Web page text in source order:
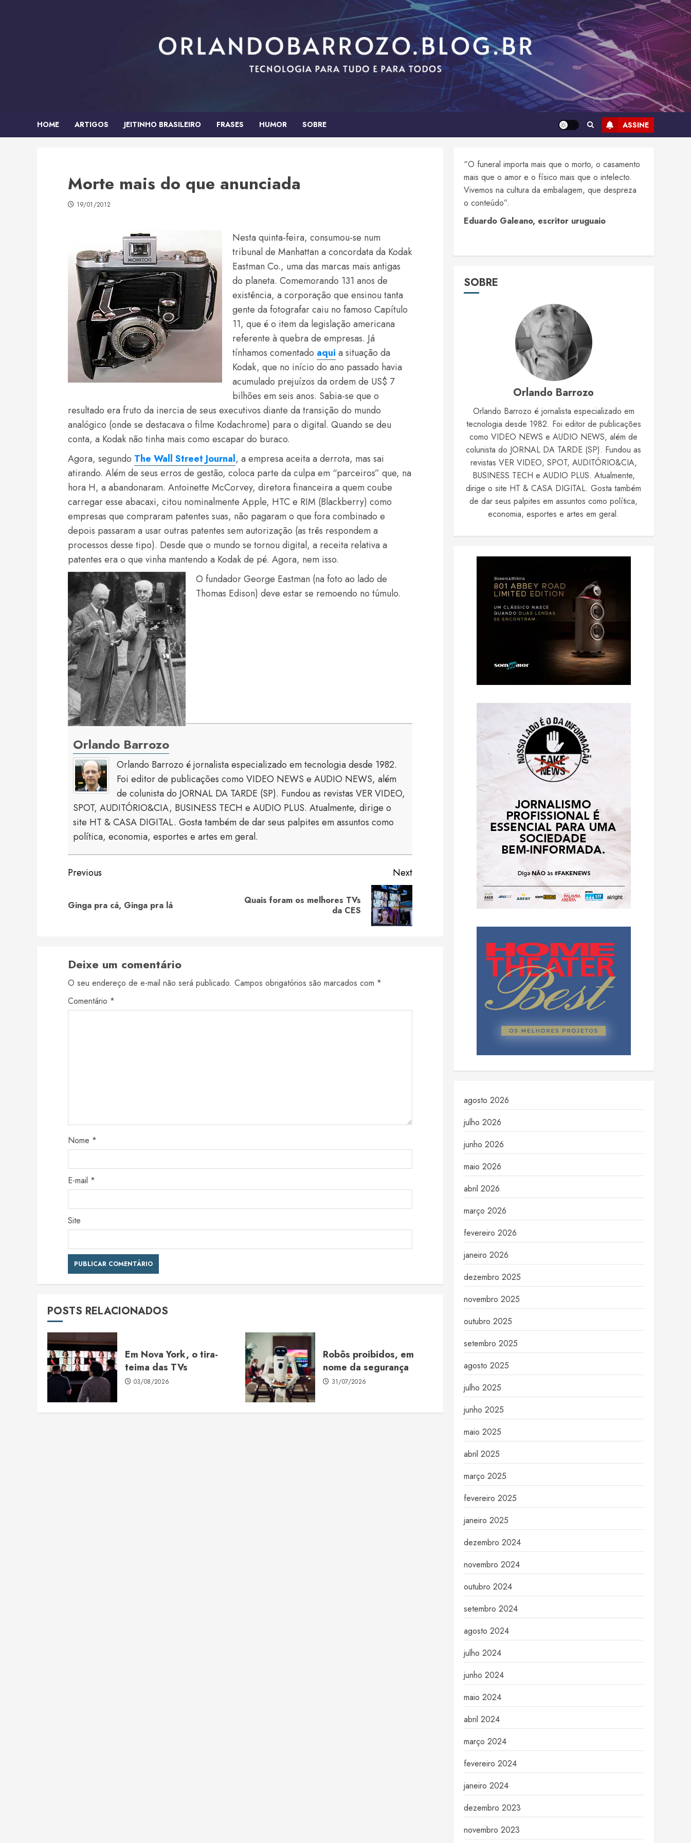
HOME ARTIGOS JEITINHO BRASILEIRO FRASES HUMOR SOBRE ASSINE
Morte mais do que anunciada
19/01/2012
Nesta quinta-feira, consumou-se num
tribunal de Manhattan a concordata da Kodak
Eastman Co., uma das marcas mais antigas
do planeta. Comemorando 131 anos de
existência, a corporação que ensinou tanta
gente da fotografar caiu no famoso Capítulo
11, que é o item da legislação americana
referente à quebra de empresas. Já
tínhamos comentado aqui a situação da
Kodak, que no início do ano passado havia
acumulado prejuízos da ordem de US$ 7
bilhões em seis anos. Sabia-se que o
resultado era fruto da inercia de seus executivos diante da transição do mundo
analógico (onde se destacava o filme Kodachrome) para o digital. Quando se deu
conta, a Kodak não tinha mais como escapar do buraco.
Agora, segundo The Wall Street Journal, a empresa aceita a derrota, mas sai
atirando. Além de seus erros de gestão, coloca parte da culpa em “parceiros” que, na
hora H, a abandonaram. Antoinette McCorvey, diretora financeira a quem coube
carregar esse abacaxi, citou nominalmente Apple, HTC e RIM (Blackberry) como
empresas que compraram patentes suas, não pagaram o que fora combinado e
depois passaram a usar outras patentes sem autorização (as três respondem a
processos desse tipo). Desde que o mundo se tornou digital, a receita relativa a
patentes era o que vinha mantendo a Kodak de pé. Agora, nem isso.
O fundador George Eastman (na foto ao lado de
Thomas Edison) deve estar se remoendo no túmulo.
Orlando Barrozo
Orlando Barrozo é jornalista especializado em tecnologia desde 1982.
Foi editor de publicações como VIDEO NEWS e AUDIO NEWS, além
de colunista do JORNAL DA TARDE (SP). Fundou as revistas VER VIDEO,
SPOT, AUDITÓRIO&CIA, BUSINESS TECH e AUDIO PLUS. Atualmente, dirige o
site HT & CASA DIGITAL. Gosta também de dar seus palpites em assuntos como
política, economia, esportes e artes em geral.
Continue
Previous
Previous
Ginga pra cá, Ginga pra lá
Next
Next
Quais foram os melhores TVs
da CES
Deixe um comentário
O seu endereço de e-mail não será publicado. Campos obrigatórios são marcados com *
Comentário *
Nome *
E-mail *
Site
POSTS RELACIONADOS
Em Nova York, o tira-
teima das TVs
03/08/2026
Robôs proibidos, em
nome da segurança
31/07/2026
“O funeral importa mais que o morto, o casamento
mais que o amor e o físico mais que o intelecto.
Vivemos na cultura da embalagem, que despreza
o conteúdo”.
Eduardo Galeano, escritor uruguaio
SOBRE
Orlando Barrozo
Orlando Barrozo é jornalista especializado em
tecnologia desde 1982. Foi editor de publicações
como VIDEO NEWS e AUDIO NEWS, além de
colunista do JORNAL DA TARDE (SP). Fundou as
revistas VER VIDEO, SPOT, AUDITÓRIO&CIA,
BUSINESS TECH e AUDIO PLUS. Atualmente,
dirige o site HT & CASA DIGITAL. Gosta também
de dar seus palpites em assuntos como política,
economia, esportes e artes em geral.
agosto 2026
julho 2026
junho 2026
maio 2026
abril 2026
março 2026
fevereiro 2026
janeiro 2026
dezembro 2025
novembro 2025
outubro 2025
setembro 2025
agosto 2025
julho 2025
junho 2025
maio 2025
abril 2025
março 2025
fevereiro 2025
janeiro 2025
dezembro 2024
novembro 2024
outubro 2024
setembro 2024
agosto 2024
julho 2024
junho 2024
maio 2024
abril 2024
março 2024
fevereiro 2024
janeiro 2024
dezembro 2023
novembro 2023